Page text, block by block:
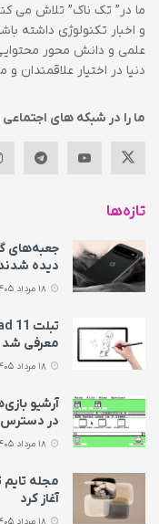
ما در” تک ناک” تلاش می
و اخبار تکنولوژی داشته
علمی و دانش محور محتوایی
دنیا در اختیار علاقمندان
ما را در شبکه های اجتماعی
تازه‌ها
دیده
معرفی شد
آرشیو
در دسترس
مجله
آغاز کرد